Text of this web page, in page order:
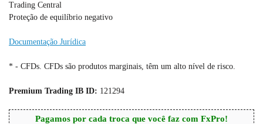
Trading Central
Proteção de equilíbrio negativo
Documentação Jurídica
* - CFDs. CFDs são produtos marginais, têm um alto nível de risco.
Premium Trading IB ID: 121294
Pagamos por cada troca que você faz com FxPro!